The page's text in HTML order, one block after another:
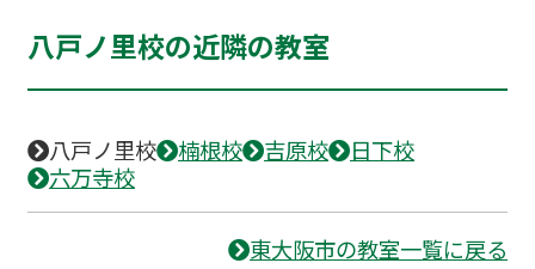
八戸ノ里校の近隣の教室
八戸ノ里校 楠根校 吉原校
日下校
六万寺校
東大阪市の教室一覧に戻る